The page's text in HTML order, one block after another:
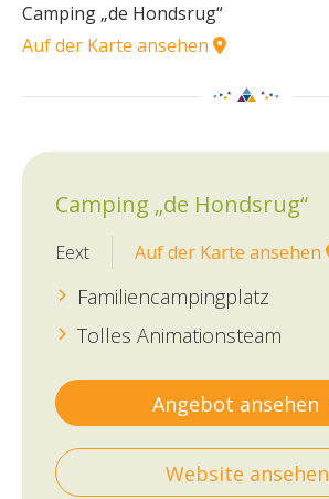
Camping „de Hondsrug“
Auf der Karte ansehen
Camping „de Hondsrug“
Eext Auf der Karte ansehen
Familiencampingplatz
Tolles Animationsteam
Angebot ansehen
Website ansehen